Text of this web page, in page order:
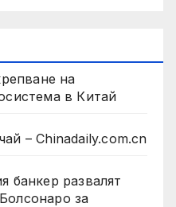
на
в Китай
– Chinadaily.com.cn
банкер развалят
за